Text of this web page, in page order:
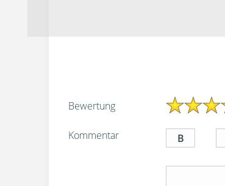
Bewertung
Kommentar